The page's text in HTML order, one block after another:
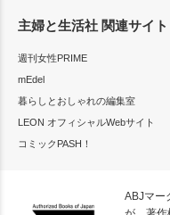
主婦と生活社 関連サイト
週刊女性PRIME
mEdel
暮らしとおしゃれの編集室
LEON オフィシャルWebサイト
コミックPASH！
ABJマー